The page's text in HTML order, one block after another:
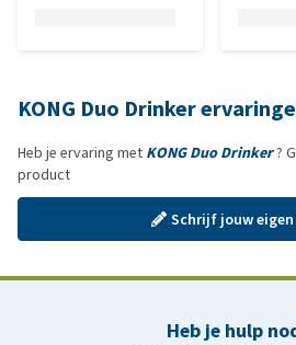
KONG Duo Drinker
Heb je ervaring met KONG Duo Drinker?
product
Schrijf jouw eigen
Heb je hulp